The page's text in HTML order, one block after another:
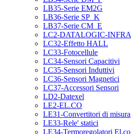
LB35-Serie EM2G
LB36-Serie SP_K
LB37-Serie CM_E
LC2-DATALOGIC-INFRA
LC32-Effetto HALL
LC33-Fotocellule
LC34-Sensori Capacitivi
LC35-Sensori Induttivi
LC36-Sensori Magnetici
LC37-Accessori Sensori
LD2-Datexel
LE2-EL.CO
LE31-Convertitori di misura
LE33-Rele' statici
LE34-Termoregolatori El.co